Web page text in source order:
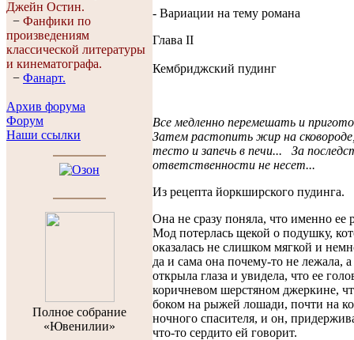
Джейн Остин.
− Фанфики по
произведениям
классической литературы
и кинематографа.
− Фанарт.
Архив форума
Форум
Наши ссылки
Полноe собраниe
«Ювенилии»
- Вариации на тему романа
Глава II
Кембриджский пудинг
Все медленно перемешать и
Затем растопить жир на
тесто и запечь в печи... За
ответственности не несет...
Из рецепта йоркширского пудинга.
Она не сразу поняла, что именно ее
Мод потерлась щекой о подушку,
оказалась не слишком мягкой и
да и сама она почему-то не лежала,
открыла глаза и увидела, что ее
коричневом шерстяном джеркине,
боком на рыжей лошади, почти на
ночного спасителя, и он,
что-то сердито ей говорит.